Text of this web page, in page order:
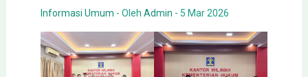
Informasi Umum - OlehAdmin - 5 Mar 2026